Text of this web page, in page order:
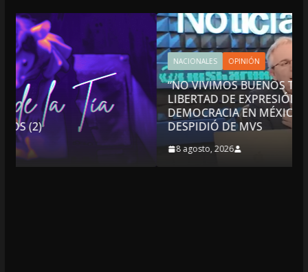
NACIONALES OPINIÓN
“NO VIVIMOS BUENOS TIEMPOS PARA LA
LIBERTAD DE EXPRESIÓN NI PARA LA
DEMOCRACIA EN MÉXICO”: LUIS CÁRDENAS; SE
DESPIDIÓ DE MVS
8 agosto, 2026